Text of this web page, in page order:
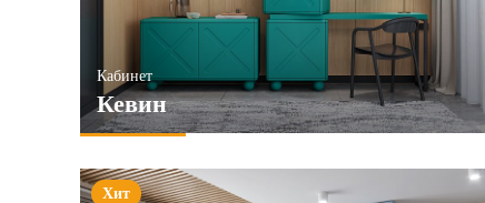
Кабинет
Кевин
Хит